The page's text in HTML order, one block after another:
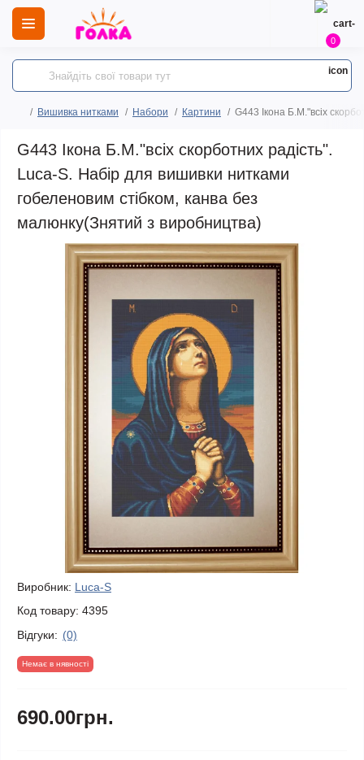
0
Вишивка нитками Набори Картини G443 Ікона Б.М."всіх
G443 Ікона Б.М."всіх скорботних радість".
Luca-S. Набір для вишивки нитками
гобеленовим стібком, канва без
малюнку(Знятий з виробництва)
Виробник: Luca-S
Код товару: 4395
Відгуки: (0)
Немає в нявності
690.00грн.